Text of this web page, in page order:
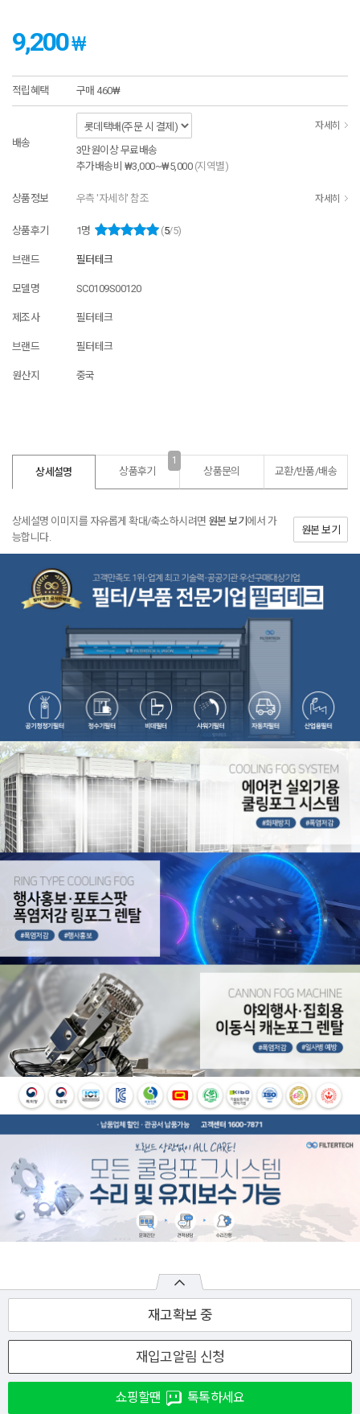
9,200₩
적립혜택 구매 460₩
배송
자세히
3만원이상 무료배송
추가배송비 ₩3,000~₩5,000 (지역별)
상품정보 우측 '자세히' 참조 자세히
상품후기 1명 (5/5)
브랜드 필터테크
모델명 SC0109S00120
제조사 필터테크
브랜드 필터테크
원산지 중국
재고확보 중
재입고알림 신청
쇼핑할땐 톡톡하세요
상세설명 상품후기
1
상품문의 교환/반품/배송
상세설명 이미지를 자유롭게 확대/축소하시려면 원본 보기 에서 가
능합니다.
원본 보기